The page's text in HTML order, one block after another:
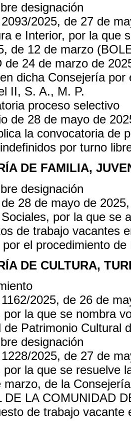
designación
2025, de 27 de
e Interior, por la que
de 12 de marzo
de 24 de marzo de
dicha Consejería
II, S. A., M. P.
proceso selectivo
de 28 de mayo de
la convocatoria de
por turno
DE FAMILIA,
designación
28 de mayo de
por la que se
de trabajo vacantes
el procedimiento
DE CULTURA,
2025, de 26 de
por la que se nombra
de Patrimonio Cultural
designación
2025, de 27 de
por la que se resuelve
marzo, de la
DE LA COMUNIDAD
de trabajo